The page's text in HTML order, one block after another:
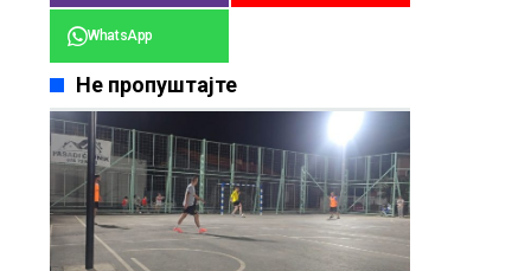
WhatsApp
Не пропуштајте